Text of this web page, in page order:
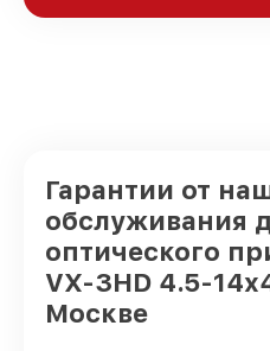
Гарантии от
обслуживания
оптического
VX-3HD 4.5-
Москве